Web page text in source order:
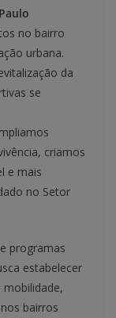
Paulo
no bairro
urbana.
da
se
criamos
e mais
no Setor
programas
estabelecer
bairros